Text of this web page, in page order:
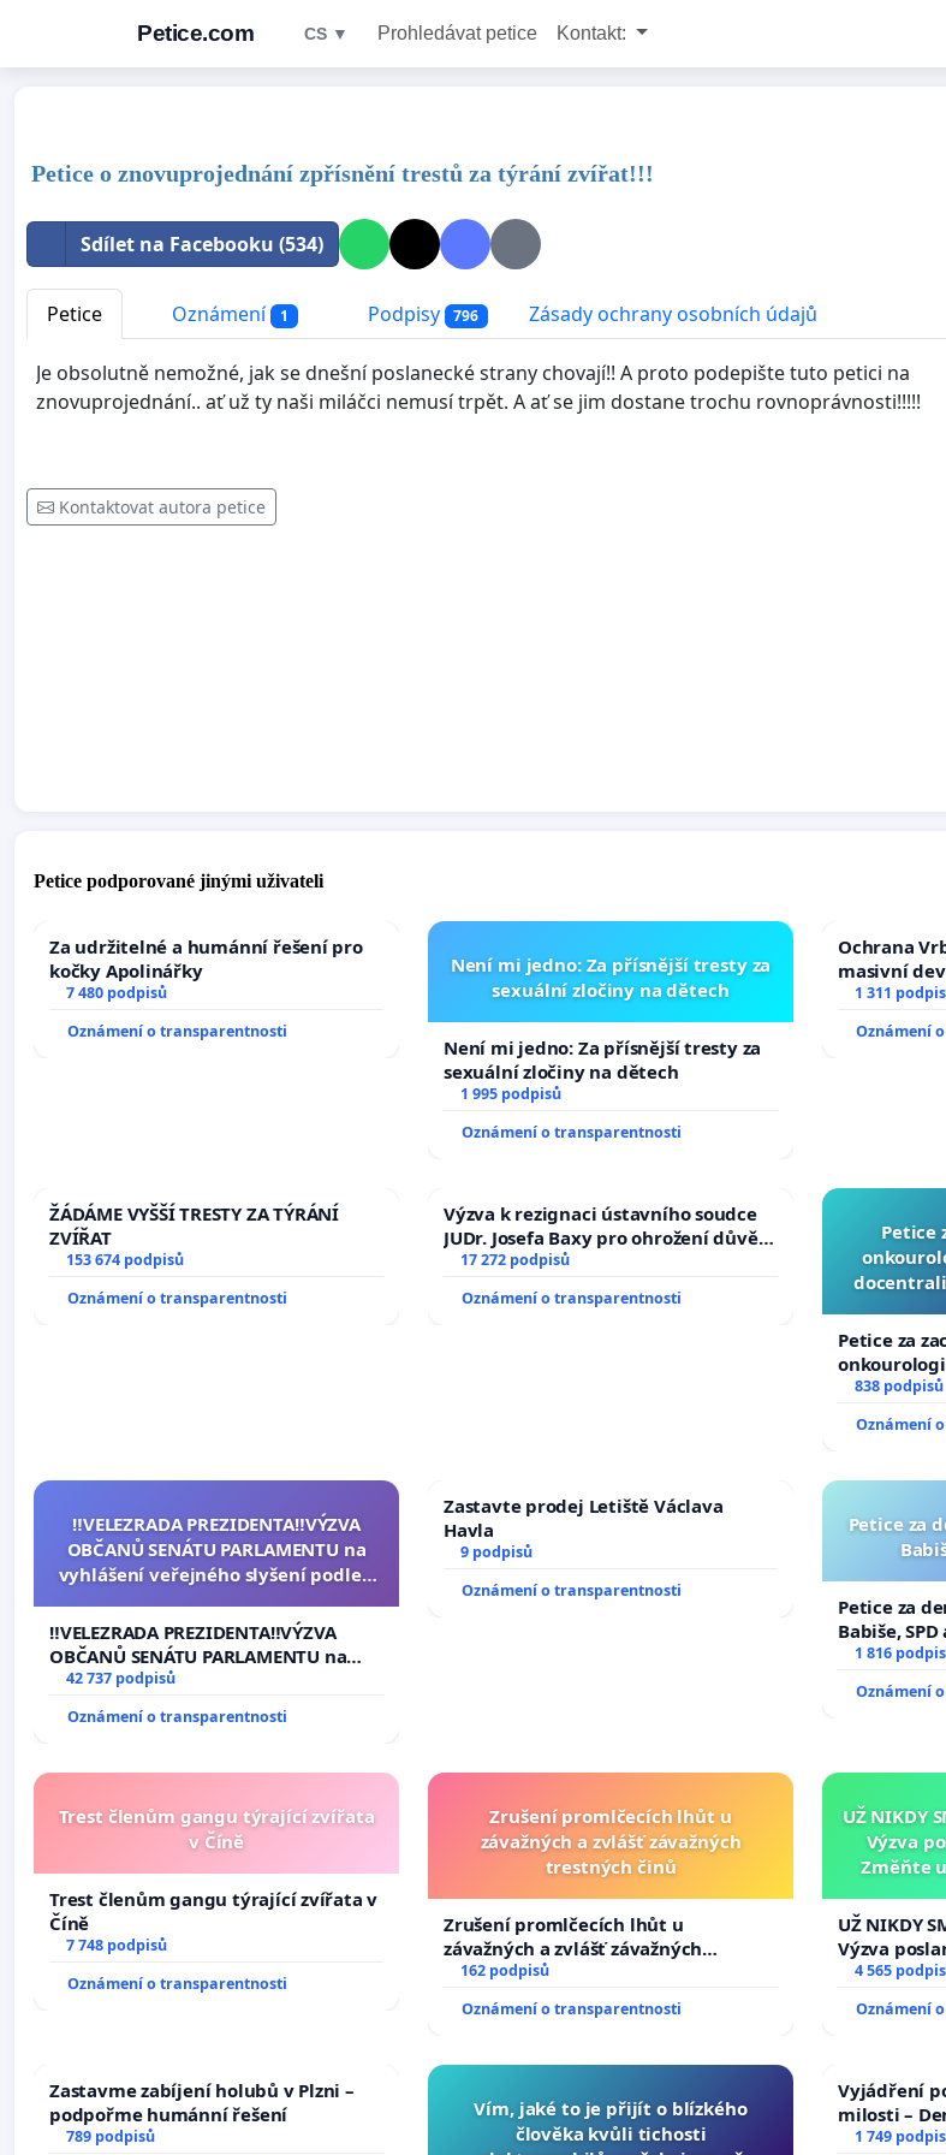
Petice.com CS ▼ Prohledávat petice Kontakt:
Petice o znovuprojednání zpřísnění trestů za týrání zvířat!!!
Sdílet na Facebooku (534)
Petice Oznámení 1 Podpisy 796 Zásady ochrany osobních údajů
Je obsolutně nemožné, jak se dnešní poslanecké strany chovají!! A proto podepište tuto petici na
znovuprojednání.. ať už ty naši miláčci nemusí trpět. A ať se jim dostane trochu rovnoprávnosti!!!!!
Kontaktovat autora petice
Petice podporované jinými uživateli
Za udržitelné a humánní řešení pro
kočky Apolinářky
7 480 podpisů
Oznámení o transparentnosti
Není mi jedno: Za přísnější tresty za
sexuální zločiny na dětech
Není mi jedno: Za přísnější tresty za
sexuální zločiny na dětech
1 995 podpisů
Oznámení o transparentnosti
Ochrana
masivní
1 311
Oznámení
ŽÁDÁME VYŠŠÍ TRESTY ZA TÝRÁNÍ
ZVÍŘAT
153 674 podpisů
Oznámení o transparentnosti
Výzva k rezignaci ústavního soudce
JUDr. Josefa Baxy pro ohrožení důvěry
ve spravedlivý proces
17 272 podpisů
Oznámení o transparentnosti
Petice
Petice za
838 podpisů
Oznámení
‼️VELEZRADA PREZIDENTA‼️VÝZVA
OBČANŮ SENÁTU PARLAMENTU na
vyhlášení veřejného slyšení podle §
na přijetí usnesení k podání ústavní
žaloby na prezidenta republiky
‼️VELEZRADA PREZIDENTA‼️VÝZVA
OBČANŮ SENÁTU PARLAMENTU na
vyhlášení veřejného slyšení podle §
na přijetí usnesení k podání ústavní
42 737 podpisů
Oznámení o transparentnosti
Zastavte prodej Letiště Václava
Havla
9 podpisů
Oznámení o transparentnosti
Petice za
Petice za
Babiše,
1 816
Oznámení
Trest členům gangu týrající zvířata
v Číně
Trest členům gangu týrající zvířata v
Číně
7 748 podpisů
Oznámení o transparentnosti
Zrušení promlčecích lhůt u
závažných a zvlášť závažných
trestných činů
Zrušení promlčecích lhůt u
závažných a zvlášť závažných
trestných činů
162 podpisů
Oznámení o transparentnosti
UŽ NIKDY
Výzva
Změňte
UŽ NIKDY
Výzva
Změňte
opakovat!
4 565
Oznámení
Zastavme zabíjení holubů v Plzni –
podpořme humánní řešení
789 podpisů
Vím, jaké to je přijít o blízkého
člověka kvůli tichosti
Vyjádření
milosti –
1 749